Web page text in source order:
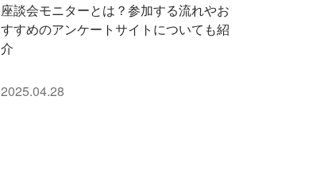
座談会モニターとは？参加する流れやお
すすめのアンケートサイトについても紹
介
2025.04.28